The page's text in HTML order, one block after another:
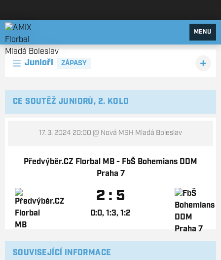
AMIX Florbal Mladá Boleslav
MENU
Junioři ZÁPASY
CE SOUTĚŽ JUNIORŮ, 2. KOLO
17. 3. 2024 20:00 @ Nová MSH Mladá Boleslav
Předvýběr.CZ Florbal MB - FbŠ Bohemians DDM
Praha 7
2 : 5
0:0, 1:3, 1:2
SOUVISEJÍCÍ INFORMACE